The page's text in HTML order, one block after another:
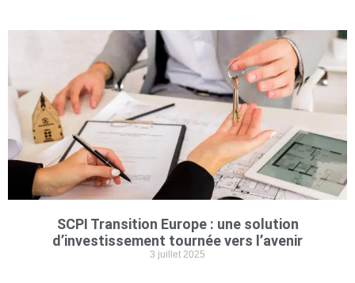
SCPI Transition Europe : une solution
d’investissement tournée vers l’avenir
3 juillet 2025